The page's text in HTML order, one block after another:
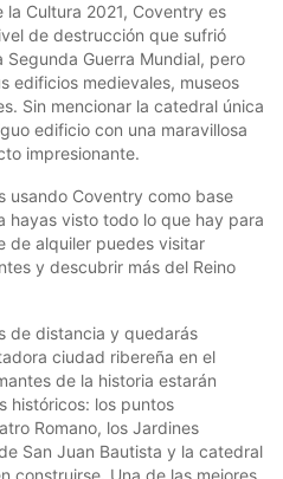
Cultura 2021, Coventry es
de destrucción que sufrió
Guerra Mundial, pero
edificios medievales, museos
Sin mencionar la catedral única
edificio con una maravillosa
impresionante.
usando Coventry como base
hayas visto todo lo que hay para
de alquiler puedes visitar
y descubrir más del Reino
de distancia y quedarás
ciudad ribereña en el
de la historia estarán
históricos: los puntos
Romano, los Jardines
San Juan Bautista y la catedral
construirse. Una de las mejores